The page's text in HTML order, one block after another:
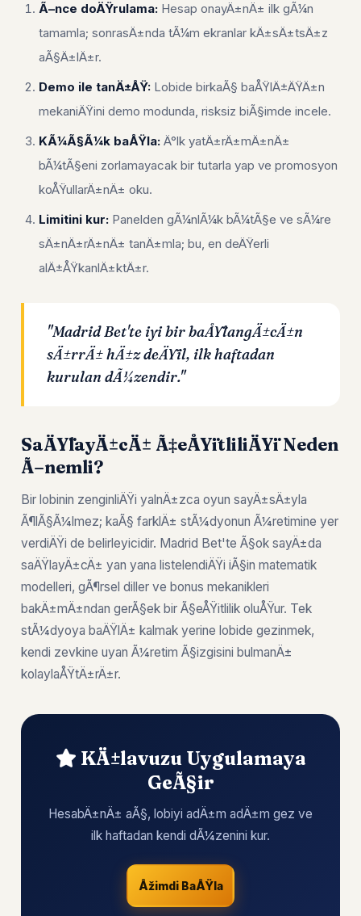
Ã–nce doÄŸrulama: Hesap onayÄ±nÄ± ilk gÃ¼n
tamamla; sonrasÄ±nda tÃ¼m ekranlar kÄ±sÄ±tsÄ±z
aÃ§Ä±lÄ±r.
Demo ile tanÄ±ÅŸ: Lobide birkaÃ§ baÅŸlÄ±ÄŸÄ±n
mekaniÄŸini demo modunda, risksiz biÃ§imde incele.
KÃ¼Ã§Ã¼k baÅŸla: Ä°lk yatÄ±rÄ±mÄ±nÄ±
bÃ¼tÃ§eni zorlamayacak bir tutarla yap ve promosyon
koÅŸullarÄ±nÄ± oku.
Limitini kur: Panelden gÃ¼nlÃ¼k bÃ¼tÃ§e ve sÃ¼re
sÄ±nÄ±rÄ±nÄ± tanÄ±mla; bu, en deÄŸerli
alÄ±ÅŸkanlÄ±ktÄ±r.
"Madrid Bet'te iyi bir baÅŸlangÄ±cÄ±n
sÄ±rrÄ± hÄ±z deÄŸil, ilk haftadan
kurulan dÃ¼zendir."
SaÄŸlayÄ±cÄ± Ã‡eÅŸitliliÄŸi Neden
Ã–nemli?
Bir lobinin zenginliÄŸi yalnÄ±zca oyun sayÄ±sÄ±yla
Ã¶lÃ§Ã¼lmez; kaÃ§ farklÄ± stÃ¼dyonun Ã¼retimine yer
verdiÄŸi de belirleyicidir. Madrid Bet'te Ã§ok sayÄ±da
saÄŸlayÄ±cÄ± yan yana listelendiÄŸi iÃ§in matematik
modelleri, gÃ¶rsel diller ve bonus mekanikleri
bakÄ±mÄ±ndan gerÃ§ek bir Ã§eÅŸitlilik oluÅŸur. Tek
stÃ¼dyoya baÄŸlÄ± kalmak yerine lobide gezinmek,
kendi zevkine uyan Ã¼retim Ã§izgisini bulmanÄ±
kolaylaÅŸtÄ±rÄ±r.
KÄ±lavuzu Uygulamaya
GeÃ§ir
HesabÄ±nÄ± aÃ§, lobiyi adÄ±m adÄ±m gez ve
ilk haftadan kendi dÃ¼zenini kur.
Åžimdi BaÅŸla